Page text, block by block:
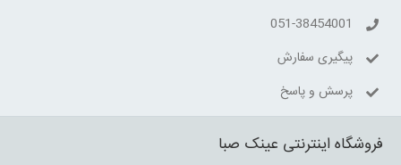
051-38454001
پیگیری سفارش
پرسش و پاسخ
فروشگاه اینترنتی عینک صبا